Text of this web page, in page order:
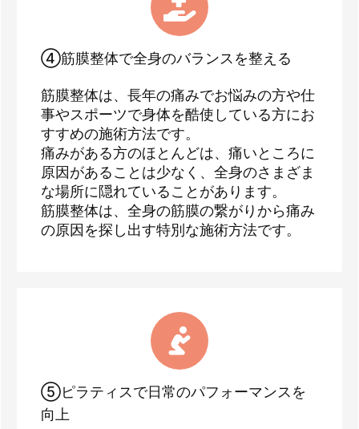
④筋膜整体で全身のバランスを整える
筋膜整体は、長年の痛みでお悩みの方や仕
事やスポーツで身体を酷使している方にお
すすめの施術方法です。
痛みがある方のほとんどは、痛いところに
原因があることは少なく、全身のさまざま
な場所に隠れていることがあります。
筋膜整体は、全身の筋膜の繋がりから痛み
の原因を探し出す特別な施術方法です。
⑤ピラティスで日常のパフォーマンスを
向上